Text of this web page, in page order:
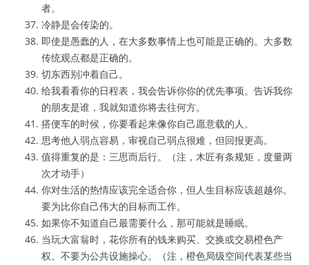
者。
冷静是会传染的。
即使是愚蠢的人，在大多数事情上也可能是正确的。大多数
传统观点都是正确的。
切东西别冲着自己。
给我看看你的日程表，我会告诉你你的优先事项。告诉我你
的朋友是谁，我就知道你将去往何方。
搭便车的时候，你要看起来像你自己愿意载的人。
思考他人弱点容易，审视自己弱点很难，但回报更高。
值得重复的是：三思而后行。（注，木匠有条规矩，度量两
次才动手）
你对生活的热情应该完全适合你，但人生目标应该超越你。
要为比你自己伟大的目标而工作。
如果你不知道自己最需要什么，那可能就是睡眠。
当玩大富翁时，花你所有的钱来购买、交换或交易橙色产
权。不要为公共设施操心。（注，橙色局级空间代表某些当